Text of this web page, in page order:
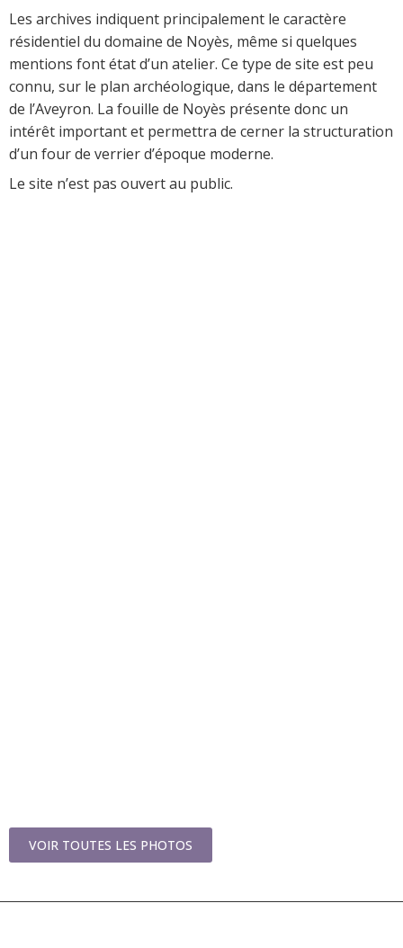
Les archives indiquent principalement le caractère
résidentiel du domaine de Noyès, même si quelques
mentions font état d’un atelier. Ce type de site est peu
connu, sur le plan archéologique, dans le département
de l’Aveyron. La fouille de Noyès présente donc un
intérêt important et permettra de cerner la structuration
d’un four de verrier d’époque moderne.
Le site n’est pas ouvert au public.
VOIR TOUTES LES PHOTOS